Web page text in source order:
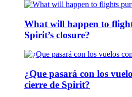
What will happen to
Spirit’s closure?
¿Que pasará con los
cierre de Spirit?